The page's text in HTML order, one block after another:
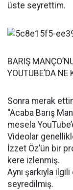
üste seyrettim.
BARIŞ
YOUTUBE’DA
Sonra merak
“Acaba Barış
mesela
Videolar
İzzet Öz’ün bir
kere izlenmiş.
Aynı şarkıyla
seyredilmiş.